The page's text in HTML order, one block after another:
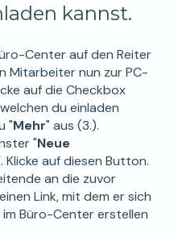
kannst.
Center auf den Reiter
Mitarbeiter nun zur PC-
auf die Checkbox
du einladen
"Mehr" aus (3.).
"Neue
Klicke auf diesen Button.
an die zuvor
Link, mit dem er sich
Büro-Center erstellen